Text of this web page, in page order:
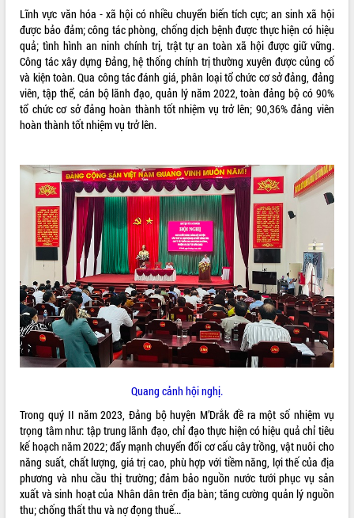
VIDEO
Không có file video nào để phát.
Lĩnh vực văn hóa - xã hội có nhiều chuyển biến tích cực; an sinh xã hội
được bảo đảm; công tác phòng, chống dịch bệnh được thực hiện có hiệu
quả; tình hình an ninh chính trị, trật tự an toàn xã hội được giữ vững.
Công tác xây dựng Đảng, hệ thống chính trị thường xuyên được củng cố
và kiện toàn. Qua công tác đánh giá, phân loại tổ chức cơ sở đảng, đảng
viên, tập thể, cán bộ lãnh đạo, quản lý năm 2022, toàn đảng bộ có 90%
tổ chức cơ sở đảng hoàn thành tốt nhiệm vụ trở lên; 90,36% đảng viên
hoàn thành tốt nhiệm vụ trở lên.
Quang cảnh hội nghị.
Trong quý II năm 2023, Đảng bộ huyện M’Drắk đề ra một số nhiệm vụ
trọng tâm như: tập trung lãnh đạo, chỉ đạo thực hiện có hiệu quả chỉ tiêu
kế hoạch năm 2022; đẩy mạnh chuyển đổi cơ cấu cây trồng, vật nuôi cho
năng suất, chất lượng, giá trị cao, phù hợp với tiềm năng, lợi thế của địa
phương và nhu cầu thị trường; đảm bảo nguồn nước tưới phục vụ sản
xuất và sinh hoạt của Nhân dân trên địa bàn; tăng cường quản lý nguồn
thu; chống thất thu và nợ đọng thuế...